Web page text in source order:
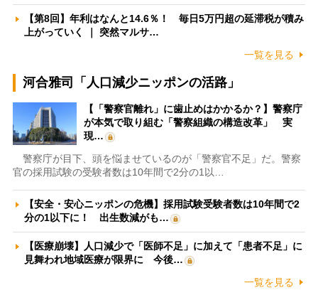
【第8回】年利はなんと14.6％！ 毎日5万円超の延滞税が積み
上がっていく ｜ 突然マルサ…
一覧を見る
河合雅司「人口減少ニッポンの活路」
【「警察官離れ」に歯止めはかかるか？】警察庁
が本気で取り組む「警察組織の構造改革」 実
現…
警察庁が目下、頭を悩ませているのが「警察官不足」だ。警察
官の採用試験の受験者数は10年間で2分の1以…
【安全・安心ニッポンの危機】採用試験受験者数は10年間で2
分の1以下に！ 出生数減がも…
【医療崩壊】人口減少で「医師不足」に加えて「患者不足」に
見舞われ地域医療が限界に 今後…
一覧を見る